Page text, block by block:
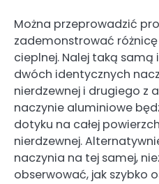
Można przeprowadzić
zademonstrować
cieplnej. Nalej taką
dwóch identycznych
nierdzewnej i drugiego z
naczynie aluminiowe
dotyku na całej
nierdzewnej.
naczynia na tej samej,
obserwować, jak szybko